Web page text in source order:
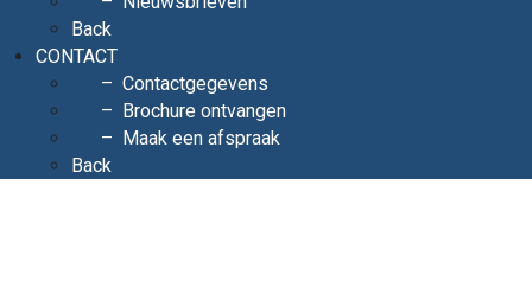
Back
CONTACT
Contactgegevens
Brochure ontvangen
Maak een afspraak
Back